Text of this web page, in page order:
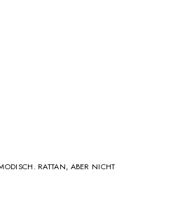
RATTAN, ABER NICHT